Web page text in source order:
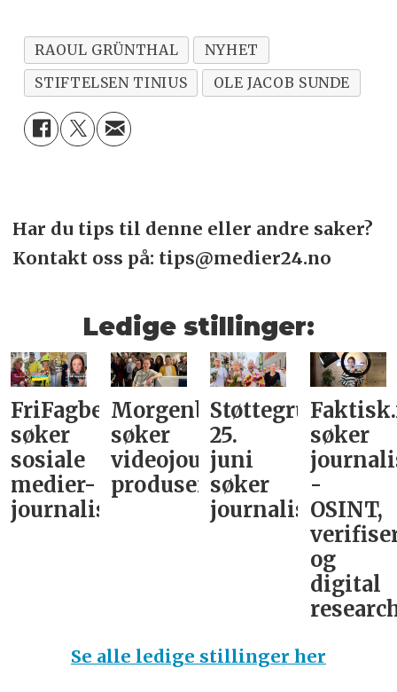
RAOUL GRÜNTHAL
NYHET
STIFTELSEN TINIUS
OLE JACOB SUNDE
Har du tips til denne eller andre saker?
Kontakt oss på: tips@medier24.no
Ledige stillinger:
FriFagbevegelse
søker
sosiale
medier-
journalist
Morgenbladet
søker
videojournalist/podkast-
produsent
Støttegruppa
25.
juni
søker
journalist
søker
-
OSINT,
og
digital
Se alle ledige stillinger her